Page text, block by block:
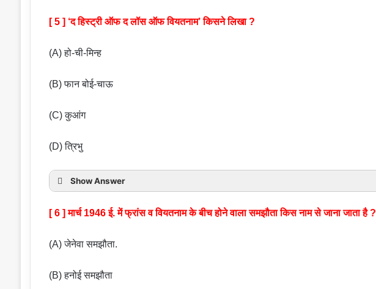
[ 5 ] ‘द हिस्ट्री ऑफ द लॉस ऑफ वियतनाम’ किसने लिखा ?
(A) हो-ची-मिन्ह
(B) फान बोई-चाऊ
(C) कुआंग
(D) त्रिभु
Show Answer
[ 6 ] मार्च 1946 ई. में फ्रांस व वियतनाम के बीच होने वाला समझौता किस नाम से जाना जाता है ?
(A) जेनेवा समझौता.
(B) हनोई समझौता